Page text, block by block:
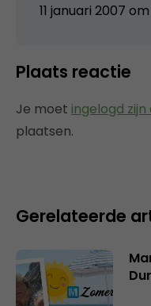
11 januari 2007 om
Plaats reactie
Je moet ingelogd zijn
plaatsen.
Gerelateerde